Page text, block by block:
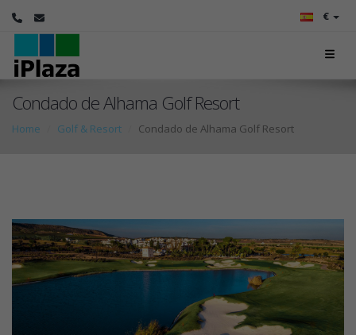
€
Condado de Alhama Golf Resort
Home Golf & Resort Condado de Alhama Golf Resort